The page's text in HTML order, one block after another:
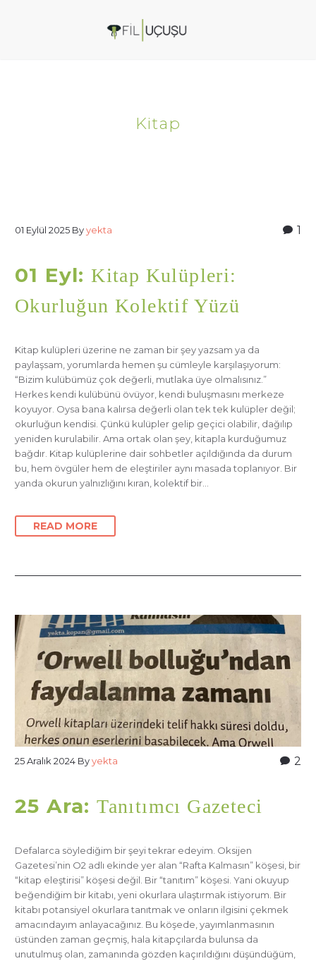
Kitap
1
01 Eylül 2025 Byyekta
01 Eyl:Kitap Kulüpleri:
Okurluğun Kolektif Yüzü
Kitap kulüpleri üzerine ne zaman bir şey yazsam ya da
paylaşsam, yorumlarda hemen şu cümleyle karşılaşıyorum:
“Bizim kulübümüz çok değerli, mutlaka üye olmalısınız.”
Herkes kendi kulübünü övüyor, kendi buluşmasını merkeze
koyuyor. Oysa bana kalırsa değerli olan tek tek kulüpler değil;
okurluğun kendisi. Çünkü kulüpler gelip geçici olabilir, dağılıp
yeniden kurulabilir. Ama ortak olan şey, kitapla kurduğumuz
bağdır. Kitap kulüplerine dair sohbetler açıldığında da durum
bu, hem övgüler hem de eleştiriler aynı masada toplanıyor. Bir
yanda okurun yalnızlığını kıran, kolektif bir…
READ MORE
2
25 Aralık 2024 Byyekta
25 Ara:Tanıtımcı Gazeteci
Defalarca söylediğim bir şeyi tekrar edeyim. Oksijen
Gazetesi’nin O2 adlı ekinde yer alan “Rafta Kalmasın” köşesi, bir
“kitap eleştirisi” köşesi değil. Bir “tanıtım” köşesi. Yani okuyup
beğendiğim bir kitabı, yeni okurlara ulaştırmak istiyorum. Bir
kitabı potansiyel okurlara tanıtmak ve onların ilgisini çekmek
amacındayım anlayacağınız. Bu köşede, yayımlanmasının
üstünden zaman geçmiş, hala kitapçılarda bulunsa da
unutulmuş olan, zamanında gözden kaçırıldığını düşündüğüm,